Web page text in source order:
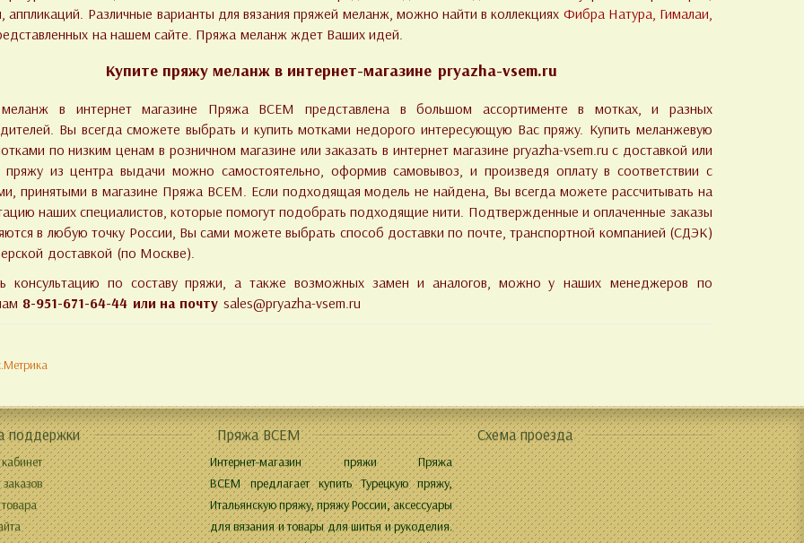
аппликаций. Различные варианты для вязания пряжей меланж, можно найти в коллекциях Фибра Натура, Гималаи,
на нашем сайте. Пряжа меланж ждет Ваших идей.
Купите пряжу меланж в интернет-магазине pryazha-vsem.ru
в интернет магазине Пряжа ВСЕМ представлена в большом ассортименте в мотках, и разных
Вы всегда сможете выбрать и купить мотками недорого интересующую Вас пряжу. Купить меланжевую
по низким ценам в розничном магазине или заказать в интернет магазине pryazha-vsem.ru с доставкой или
пряжу из центра выдачи можно самостоятельно, оформив самовывоз, и произведя оплату в соответствии с
принятыми в магазине Пряжа ВСЕМ. Если подходящая модель не найдена, Вы всегда можете рассчитывать на
наших специалистов, которые помогут подобрать подходящие нити. Подтвержденные и оплаченные заказы
в любую точку России, Вы сами можете выбрать способ доставки по почте, транспортной компанией (СДЭК)
доставкой (по Москве).
консультацию по составу пряжи, а также возможных замен и аналогов, можно у наших менеджеров по
8-951-671-64-44 или на почту sales@pryazha-vsem.ru
поддержки Пряжа ВСЕМ
Интернет-магазин пряжи Пряжа
ВСЕМ предлагает купить Турецкую пряжу,
Итальянскую пряжу, пряжу России, аксессуары
для вязания и товары для шитья и рукоделия.
Схема проезда